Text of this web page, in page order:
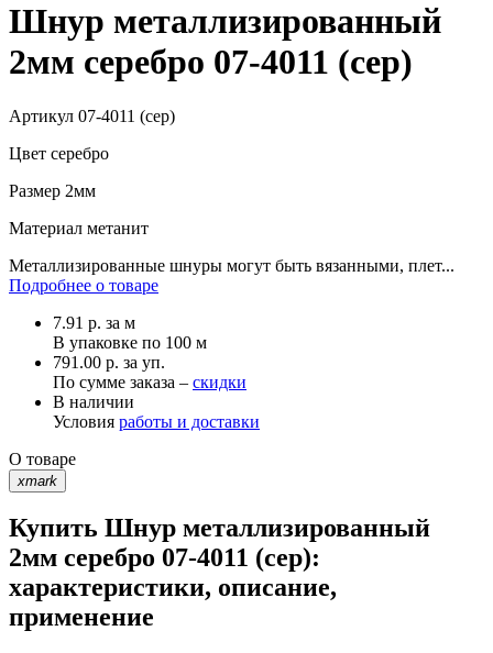
Шнур металлизированный
2мм серебро 07-4011 (сер)
Артикул 07-4011 (сер)
Цвет серебро
Размер 2мм
Материал метанит
Металлизированные шнуры могут быть вязанными, плет...
Подробнее о товаре
7.91 р. за м
В упаковке по 100 м
791.00 р. за уп.
По сумме заказа – скидки
В наличии
Условия работы и доставки
О товаре
xmark
Купить Шнур металлизированный
2мм серебро 07-4011 (сер):
характеристики, описание,
применение